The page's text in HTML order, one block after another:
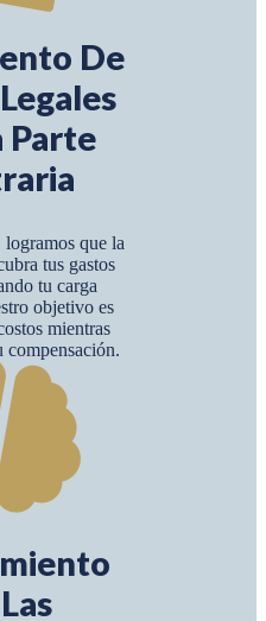
De
Parte
logramos que la
tus gastos
tu carga
objetivo es
mientras
compensación.